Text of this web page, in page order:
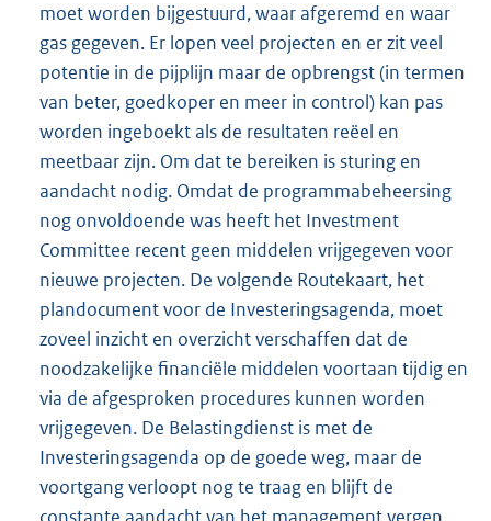
moet worden bijgestuurd, waar afgeremd en waar
gas gegeven. Er lopen veel projecten en er zit veel
potentie in de pijplijn maar de opbrengst (in termen
van beter, goedkoper en meer in control) kan pas
worden ingeboekt als de resultaten reëel en
meetbaar zijn. Om dat te bereiken is sturing en
aandacht nodig. Omdat de programmabeheersing
nog onvoldoende was heeft het Investment
Committee recent geen middelen vrijgegeven voor
nieuwe projecten. De volgende Routekaart, het
plandocument voor de Investeringsagenda, moet
zoveel inzicht en overzicht verschaffen dat de
noodzakelijke financiële middelen voortaan tijdig en
via de afgesproken procedures kunnen worden
vrijgegeven. De Belastingdienst is met de
Investeringsagenda op de goede weg, maar de
voortgang verloopt nog te traag en blijft de